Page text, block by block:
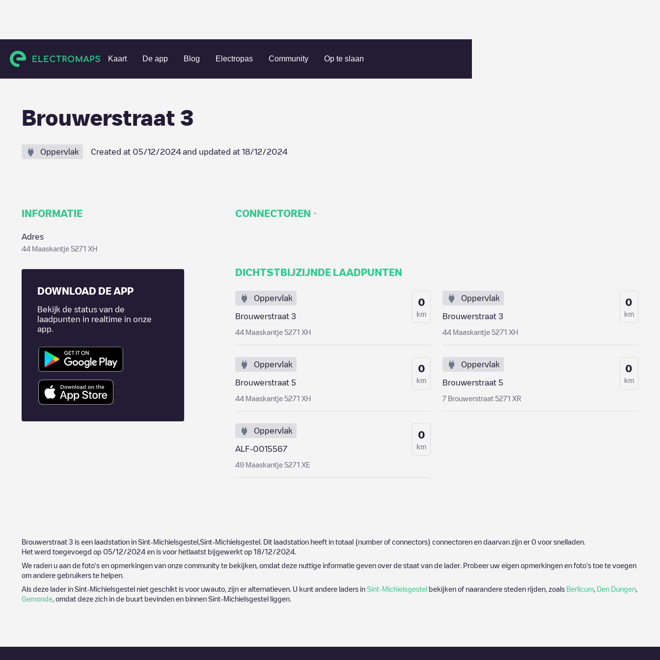
Kaart De app Blog Electropas Community Op te slaan
Charging stations Nederland Sint-Michielsgestel Sint-Michielsgestel Brouwerstraat 3
Brouwerstraat 3
Oppervlak Created at 05/12/2024 and updated at 18/12/2024
INFORMATIE
Adres
44 Maaskantje 5271 XH
DOWNLOAD DE APP
Bekijk de status van de
laadpunten in realtime in onze
app.
CONNECTOREN ·
DICHTSTBIJZIJNDE LAADPUNTEN
Oppervlak
Brouwerstraat 3
44 Maaskantje 5271 XH
0
km
Oppervlak
Brouwerstraat 3
44 Maaskantje 5271 XH
0
km
Oppervlak
Brouwerstraat 5
44 Maaskantje 5271 XH
0
km
Oppervlak
Brouwerstraat 5
7 Brouwerstraat 5271 XR
0
km
Oppervlak
ALF-0015567
49 Maaskantje 5271 XE
0
km
Brouwerstraat 3 is een laadstation in Sint-Michielsgestel Sint-Michielsgestel . Dit laadstation heeft in totaal {number of connectors} connectoren en daarvan zijn er 0 voor snelladen.
Het werd toegevoegd op 05/12/2024 en is voor hetlaatst bijgewerkt op 18/12/2024
We raden u aan de foto's en opmerkingen van onze community te bekijken, omdat deze nuttige informatie geven over de staat van de lader. Probeer uw eigen opmerkingen en foto's toe te voegen
om andere gebruikers te helpen.
Als deze lader in Sint-Michielsgestel niet geschikt is voor uwauto, zijn er alternatieven. U kunt andere laders in Sint-Michielsgestel bekijken of naarandere steden rijden, zoals Berlicum Den Dungen
Gemonde , omdat deze zich in de buurt bevinden en binnen Sint-Michielsgestel liggen.